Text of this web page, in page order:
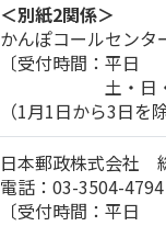
＜別紙2関係＞
かんぽコールセンタ
〔受付時間：
土・日・休
（1月1日から3日を
日本郵政株式会社
電話：03-3504-4794
〔受付時間：